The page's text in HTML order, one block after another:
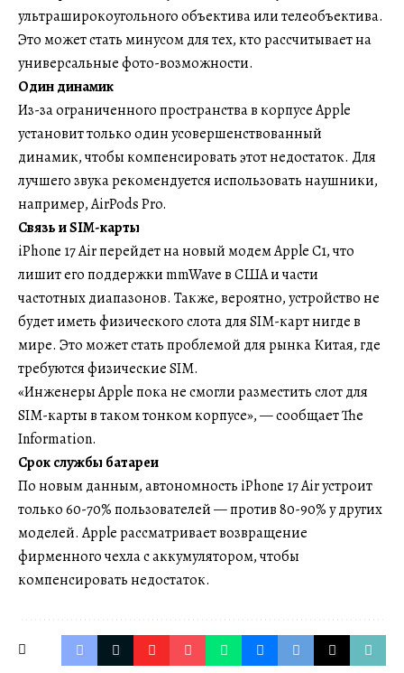
ультраширокоугольного объектива или телеобъектива.
Это может стать минусом для тех, кто рассчитывает на
универсальные фото-возможности.
Один динамик
Из-за ограниченного пространства в корпусе Apple
установит только один усовершенствованный
динамик, чтобы компенсировать этот недостаток. Для
лучшего звука рекомендуется использовать наушники,
например, AirPods Pro.
Связь и SIM-карты
iPhone 17 Air перейдет на новый модем Apple C1, что
лишит его поддержки mmWave в США и части
частотных диапазонов. Также, вероятно, устройство не
будет иметь физического слота для SIM-карт нигде в
мире. Это может стать проблемой для рынка Китая, где
требуются физические SIM.
«Инженеры Apple пока не смогли разместить слот для
SIM-карты в таком тонком корпусе», — сообщает The
Information.
Срок службы батареи
По новым данным, автономность iPhone 17 Air устроит
только 60-70% пользователей — против 80-90% у других
моделей. Apple рассматривает возвращение
фирменного чехла с аккумулятором, чтобы
компенсировать недостаток.